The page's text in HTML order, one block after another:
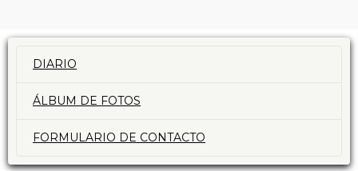
DIARIO
ÁLBUM DE FOTOS
FORMULARIO DE CONTACTO